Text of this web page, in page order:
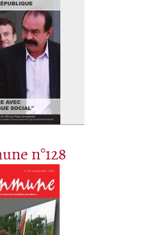
n°128